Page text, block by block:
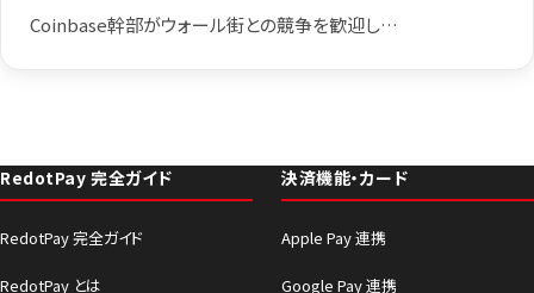
Coinbase幹部がウォール街との競争を歓迎し…
RedotPay 完全ガイド
RedotPay 完全ガイド
RedotPay とは
決済機能・カード
Apple Pay 連携
Google Pay 連携